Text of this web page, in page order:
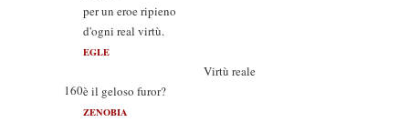
per un eroe ripieno
d'ogni real virtù.
EGLE
Virtù reale
160è il geloso furor?
ZENOBIA